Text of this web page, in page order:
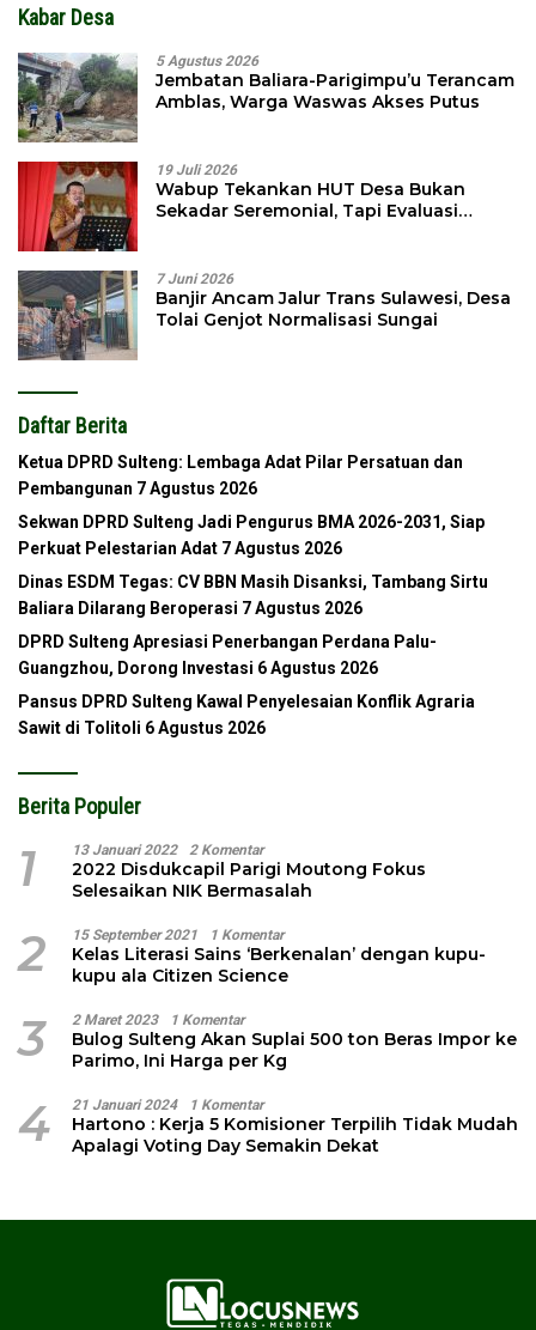
Kabar Desa
5 Agustus 2026
Jembatan Baliara-Parigimpu’u Terancam
Amblas, Warga Waswas Akses Putus
19 Juli 2026
Wabup Tekankan HUT Desa Bukan
Sekadar Seremonial, Tapi Evaluasi
7 Juni 2026
Banjir Ancam Jalur Trans Sulawesi, Desa
Tolai Genjot Normalisasi Sungai
Daftar Berita
Ketua DPRD Sulteng: Lembaga Adat Pilar Persatuan dan
Pembangunan 7 Agustus 2026
Sekwan DPRD Sulteng Jadi Pengurus BMA 2026-2031, Siap
Perkuat Pelestarian Adat 7 Agustus 2026
Dinas ESDM Tegas: CV BBN Masih Disanksi, Tambang Sirtu
Baliara Dilarang Beroperasi 7 Agustus 2026
DPRD Sulteng Apresiasi Penerbangan Perdana Palu-
Guangzhou, Dorong Investasi 6 Agustus 2026
Pansus DPRD Sulteng Kawal Penyelesaian Konflik Agraria
Sawit di Tolitoli 6 Agustus 2026
Berita Populer
1 13 Januari 2022 2 Komentar
2022 Disdukcapil Parigi Moutong Fokus
Selesaikan NIK Bermasalah
2 15 September 2021 1 Komentar
Kelas Literasi Sains ‘Berkenalan’ dengan kupu-
kupu ala Citizen Science
3 2 Maret 2023 1 Komentar
Bulog Sulteng Akan Suplai 500 ton Beras Impor ke
Parimo, Ini Harga per Kg
4 21 Januari 2024 1 Komentar
Hartono : Kerja 5 Komisioner Terpilih Tidak Mudah
Apalagi Voting Day Semakin Dekat